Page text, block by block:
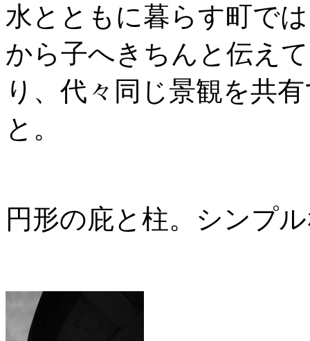
水とともに暮らす町で
から子へきちんと伝え
り、代々同じ景観を共
と。
円形の庇と柱。シンプ